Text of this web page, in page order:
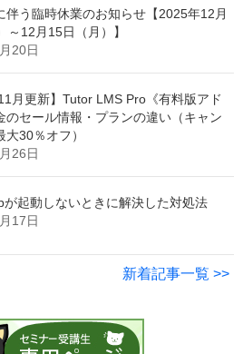
伴う臨時休業のお知らせ【2025年12月
～12月15日（月）】
20日
月更新】Tutor LMS Pro《有料版アド
のセール情報・プランの違い（キャン
30％オフ）
26日
が起動しないときに解決した対処法
17日
新着記事一覧 >>